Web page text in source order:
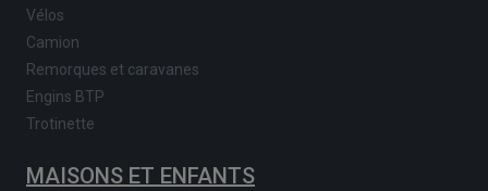
Vélos
Camion
Remorques et caravanes
Engins BTP
Trotinette
MAISONS ET ENFANTS